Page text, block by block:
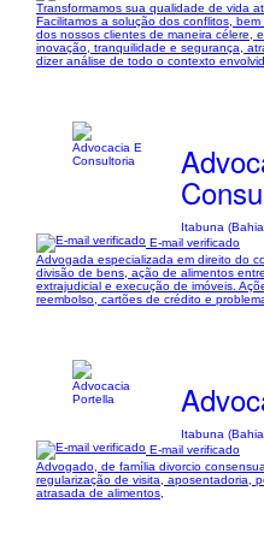
Transformamos sua qualidade de vida
Facilitamos a solução dos conflitos,
dos nossos clientes de maneira célere,
inovação, tranquilidade e segurança,
dizer análise de todo o contexto
Itabuna
E-mail verificado
Advogada especializada em direito do
divisão de bens, ação de alimentos
extrajudicial e execução de imóveis.
reembolso, cartões de crédito e
Itabuna
E-mail verificado
Advogado, de família divorcio
regularização de visita, aposentadoria,
atrasada de alimentos,